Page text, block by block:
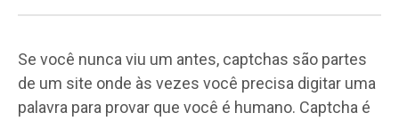
Se você nunca viu um antes, captchas são partes
de um site onde às vezes você precisa digitar uma
palavra para provar que você é humano. Captcha é